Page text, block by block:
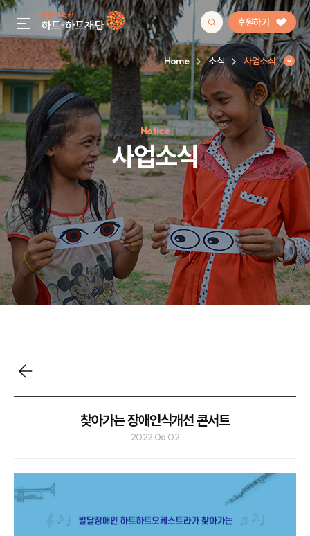
gnb menu open 후원하기
인기 키워드
#정기후원#하트플레이스#캠페인#팬덤후원
Home 소식 사업소식
Notice
사업소식
사업소식
찾아가는 장애인식개선 콘서트
2022.06.02